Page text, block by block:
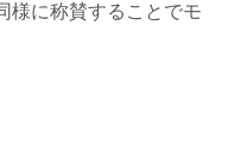
様に称賛することでモ